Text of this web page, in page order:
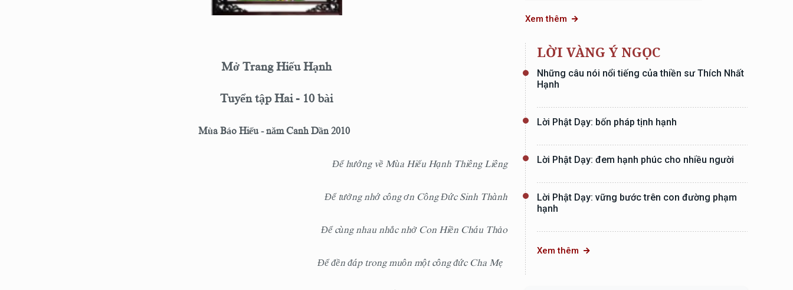
Mở Trang Hiếu Hạnh
Tuyển tập Hai - 10 bài
Mùa Báo Hiếu - năm Canh Dần 2010
Để hướng về Mùa Hiếu Hạnh Thiêng Liêng
Để tưởng nhớ công ơn Công Đức Sinh Thành
Để cùng nhau nhắc nhở Con Hiền Cháu Thảo
Để đền đáp trong muôn một công đức Cha Mẹ
Xem thêm
LỜI VÀNG Ý NGỌC
Những câu nói nổi tiếng của thiền sư Thích Nhất
Hạnh
Lời Phật Dạy: bốn pháp tịnh hạnh
Lời Phật Dạy: đem hạnh phúc cho nhiều người
Lời Phật Dạy: vững bước trên con đường phạm
hạnh
Xem thêm